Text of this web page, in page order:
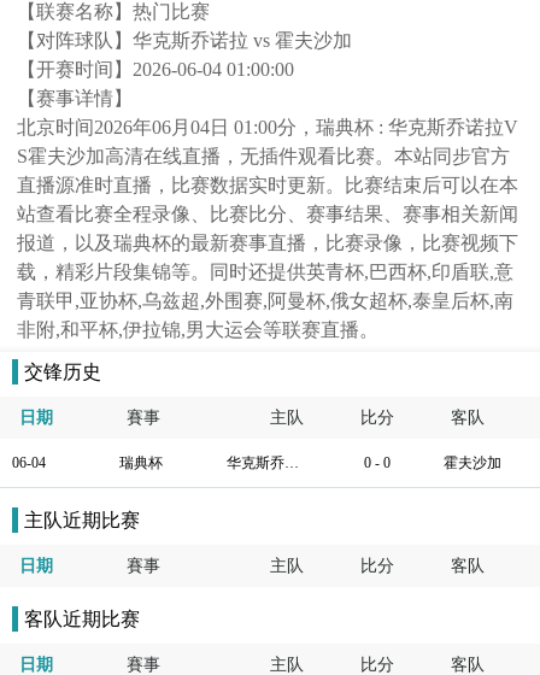
【联赛名称】热门比赛
【对阵球队】华克斯乔诺拉 vs 霍夫沙加
【开赛时间】 2026-06-04 01:00:00
【赛事详情】
北京时间2026年06月04日 01:00分，瑞典杯 : 华克斯乔诺拉V
S霍夫沙加高清在线直播，无插件观看比赛。本站同步官方
直播源准时直播，比赛数据实时更新。比赛结束后可以在本
站查看比赛全程录像、比赛比分、赛事结果、赛事相关新闻
报道，以及瑞典杯的最新赛事直播，比赛录像，比赛视频下
载，精彩片段集锦等。同时还提供英青杯,巴西杯,印盾联,意
青联甲,亚协杯,乌兹超,外围赛,阿曼杯,俄女超杯,泰皇后杯,南
非附,和平杯,伊拉锦,男大运会等联赛直播。
交锋历史
日期 賽事 主队 比分 客队
06-04 瑞典杯 华克斯乔诺拉 0 - 0 霍夫沙加
主队近期比赛
日期 賽事 主队 比分 客队
客队近期比赛
日期 賽事 主队 比分 客队